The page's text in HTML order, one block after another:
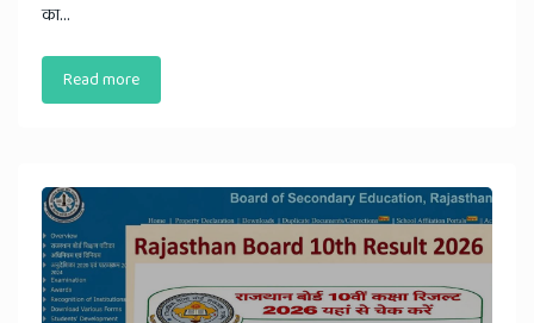
का...
Read more